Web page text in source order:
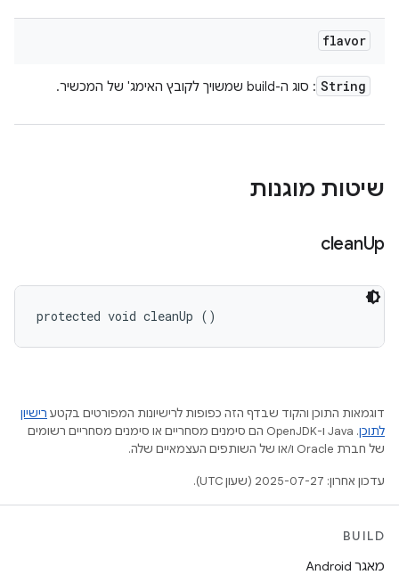
flavor
String : סוג ה-build שמשויך לקובץ האימג' של המכשיר.
שיטות מוגנות
cleanUp
protected void cleanUp ()
דוגמאות התוכן והקוד שבדף הזה כפופות לרישיונות המפורטים בקטע רישיון
לתוכן
.‏ Java ו-OpenJDK הם סימנים מסחריים או סימנים מסחריים רשומים
של חברת Oracle ו/או של השותפים העצמאיים שלה.
עדכון אחרון: 2025-07-27 (שעון UTC).
BUILD
מאגר Android